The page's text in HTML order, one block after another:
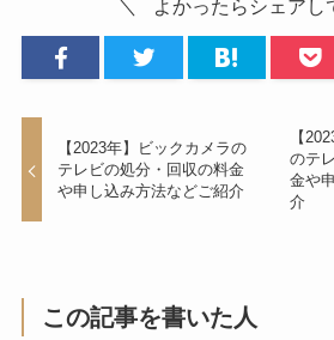
よかったらシェアし
【2023年】ビックカメラの
テレビの処分・回収の料金
や申し込み方法などご紹介
【
のテ
金や
介
この記事を書いた人